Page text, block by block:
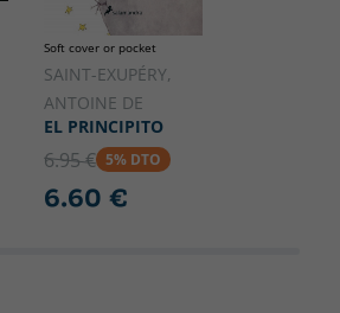
Soft cover or pocket
SAINT-EXUPÉRY,
ANTOINE DE
EL PRINCIPITO
6.95 € 5% DTO
6.60 €